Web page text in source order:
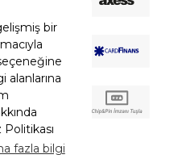
bir
alanlarına
fazla bilgi